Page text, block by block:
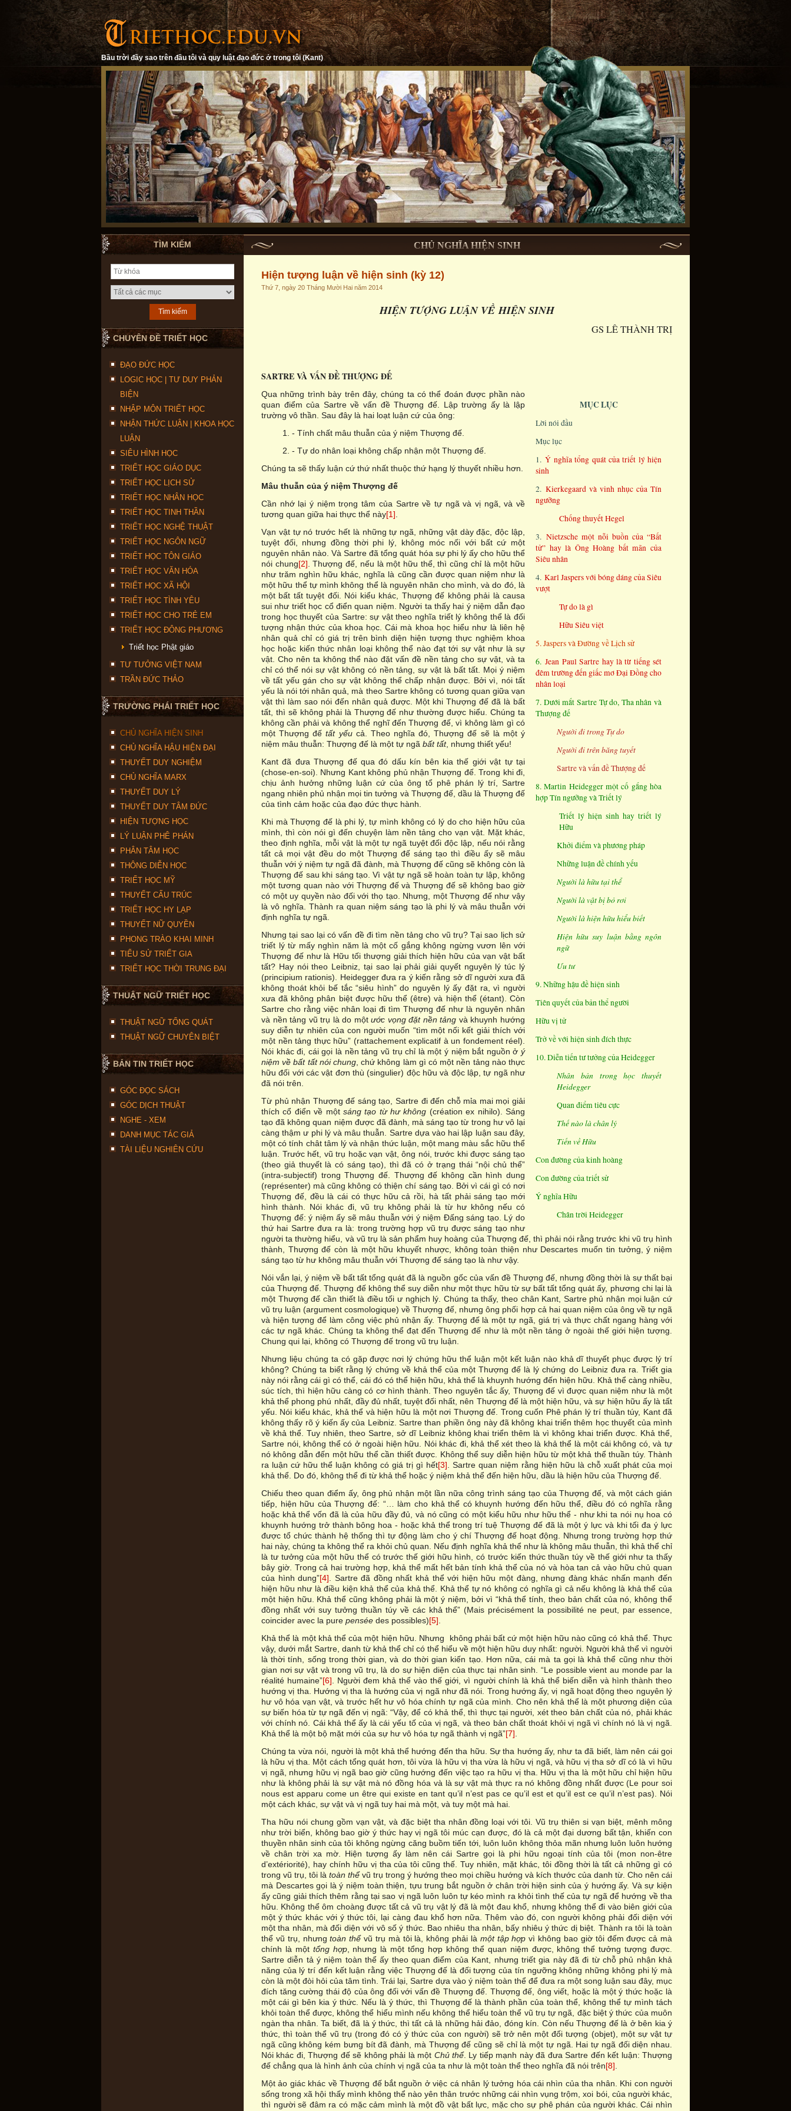
Bầu trời đầy sao trên đầu tôi và quy luật đạo đức ở trong tôi (Kant)
TÌM KIẾM
CHUYÊN ĐỀ TRIẾT HỌC
ĐẠO ĐỨC HỌC
LOGIC HỌC | TƯ DUY PHẢN
BIỆN
NHẬP MÔN TRIẾT HỌC
NHẬN THỨC LUẬN | KHOA HỌC
LUẬN
SIÊU HÌNH HỌC
TRIẾT HỌC GIÁO DỤC
TRIẾT HỌC LỊCH SỬ
TRIẾT HỌC NHÂN HỌC
TRIẾT HỌC TINH THẦN
TRIẾT HỌC NGHỆ THUẬT
TRIẾT HỌC NGÔN NGỮ
TRIẾT HỌC TÔN GIÁO
TRIẾT HỌC VĂN HÓA
TRIẾT HỌC XÃ HỘI
TRIẾT HỌC TÌNH YÊU
TRIẾT HỌC CHO TRẺ EM
TRIẾT HỌC ĐÔNG PHƯƠNG
Triết học Phật giáo
TƯ TƯỞNG VIỆT NAM
TRẦN ĐỨC THẢO
TRƯỜNG PHÁI TRIẾT HỌC
CHỦ NGHĨA HIỆN SINH
CHỦ NGHĨA HẬU HIỆN ĐẠI
THUYẾT DUY NGHIỆM
CHỦ NGHĨA MARX
THUYẾT DUY LÝ
THUYẾT DUY TÂM ĐỨC
HIỆN TƯỢNG HỌC
LÝ LUẬN PHÊ PHÁN
PHÂN TÂM HỌC
THÔNG DIỄN HỌC
TRIẾT HỌC MỸ
THUYẾT CẤU TRÚC
TRIẾT HỌC HY LẠP
THUYẾT NỮ QUYỀN
PHONG TRÀO KHAI MINH
TIỂU SỬ TRIẾT GIA
TRIẾT HỌC THỜI TRUNG ĐẠI
THUẬT NGỮ TRIẾT HỌC
THUẬT NGỮ TỔNG QUÁT
THUẬT NGỮ CHUYÊN BIỆT
BẢN TIN TRIẾT HỌC
GÓC ĐỌC SÁCH
GÓC DỊCH THUẬT
NGHE - XEM
DANH MỤC TÁC GIẢ
TÀI LIỆU NGHIÊN CỨU
CHỦ NGHĨA HIỆN SINH
Hiện tượng luận về hiện sinh (kỳ 12)
Thứ 7, ngày 20 Tháng Mười Hai năm 2014
HIỆN TƯỢNG LUẬN VỀ HIỆN SINH
GS LÊ THÀNH TRỊ
SARTRE VÀ VẤN ĐỀ THƯỢNG ĐẾ
MỤC LỤC
Lời nói đầu
Mục lục
1.Ý nghĩa tổng quát của triết lý hiện
sinh
2. Kierkegaard và vinh nhục của Tín
ngưỡng
Chống thuyết Hegel
3. Nietzsche một nỗi buồn của “Bất
tử” hay là Ông Hoàng bất mãn của
Siêu nhân
4. Karl Jaspers với bóng dáng của Siêu
vượt
Tự do là gì
Hữu Siêu việt
5. Jaspers và Đường về Lịch sử
6.Jean Paul Sartre hay là từ tiếng sét
đêm trường đến giấc mơ Đại Đồng cho
nhân loại
7. Dưới mắt Sartre Tự do, Tha nhân và
Thượng đế
Người đi trong Tự do
Người đi trên băng tuyết
Sartre và vấn đề Thượng đế
8. Martin Heidegger một cố gắng hòa
hợp Tín ngưỡng và Triết lý
Triết lý hiện sinh hay triết lý
Hữu
Khởi điểm và phương pháp
Những luận đề chính yếu
Người là hữu tại thể
Người là vật bị bỏ rơi
Người là hiện hữu hiểu biết
Hiện hữu suy luận bằng ngôn
ngữ
Ưu tư
9. Những hậu đề hiện sinh
Tiên quyết của bản thể người
Hữu vị tử
Trở về với hiện sinh đích thực
10. Diễn tiến tư tưởng của Heidegger
Nhân bản trong học thuyết
Heidegger
Quan điểm tiêu cực
Thế nào là chân lý
Tiến về Hữu
Con đường của kinh hoàng
Con đường của triết sử
Ý nghĩa Hữu
Chân trời Heidegger
Qua những trình bày trên đây, chúng ta có thể đoán được phần nào
quan điểm của Sartre về vấn đề Thượng đế. Lập trường ấy là lập
trường vô thần. Sau đây là hai loạt luận cứ của ông:
1. - Tính chất mâu thuẫn của ý niệm Thượng đế.
2. - Tự do nhân loại không chấp nhận một Thượng đế.
Chúng ta sẽ thấy luận cứ thứ nhất thuộc thứ hạng lý thuyết nhiều hơn.
Mâu thuẫn của ý niệm Thượng đế
Cần nhớ lại ý niệm trọng tâm của Sartre về tự ngã và vị ngã, và về
tương quan giữa hai thực thể này[1]
Vạn vật tự nó trước hết là những tự ngã, những vật dày đặc, độc lập,
tuyệt đối, nhưng đồng thời phi lý, không móc nối với bất cứ một
nguyên nhân nào. Và Sartre đã tổng quát hóa sự phi lý ấy cho hữu thể
nói chung[2] . Thượng đế, nếu là một hữu thể, thì cũng chỉ là một hữu
như trăm nghìn hữu khác, nghĩa là cũng cần được quan niệm như là
một hữu thể tự mình không thể là nguyên nhân cho mình, và do đó, là
một bất tất tuyệt đối. Nói kiểu khác, Thượng đế không phải là causa
sui như triết học cổ điển quan niệm. Người ta thấy hai ý niệm dẫn đạo
trong học thuyết của Sartre: sự vật theo nghĩa triết lý không thể là đối
tượng nhận thức của khoa học. Cái mà khoa học hiểu như là liên hệ
nhân quả chỉ có giá trị trên bình diện hiện tượng thực nghiệm khoa
học hoặc kiến thức nhân loại không thể nào đạt tới sự vật như là sự
vật. Cho nên ta không thể nào đặt vấn đề nền tảng cho sự vật, và ta
chỉ có thể nói sự vật không có nền tảng, sự vật là bất tất. Mọi ý niệm
về tất yếu gán cho sự vật không thể chấp nhận được. Bởi vì, nói tất
yếu là nói tới nhân quả, mà theo Sartre không có tương quan giữa vạn
vật thì làm sao nói đến nhân quả được. Một khi Thượng đế đã là bất
tất, thì sẽ không phải là Thượng đế như thường được hiểu. Chúng ta
không cần phải và không thể nghĩ đến Thượng đế, vì không làm gì có
một Thượng đếtất yếucả. Theo nghĩa đó, Thượng đế sẽ là một ý
niệm mâu thuẫn: Thượng đế là một tự ngã bất tất, nhưng thiết yếu!
Kant đã đưa Thượng đế qua đó dấu kín bên kia thế giới vật tự tại
(chose-en-soi). Nhưng Kant không phủ nhận Thượng đế. Trong khi đi,
chịu ảnh hưởng những luận cứ của ông tổ phê phán lý trí, Sartre
ngang nhiên phủ nhận mọi tin tưởng và Thượng đế, dầu là Thượng đế
của tình cảm hoặc của đạo đức thực hành.
Khi mà Thượng đế là phi lý, tự mình không có lý do cho hiện hữu của
mình, thì còn nói gì đến chuyện làm nền tảng cho vạn vật. Mặt khác,
theo định nghĩa, mỗi vật là một tự ngã tuyệt đối độc lập, nếu nói rằng
tất cả mọi vật đều do một Thượng đế sáng tạo thì điều ấy sẽ mâu
thuẫn với ý niệm tự ngã đã đành, mà Thượng đế cũng sẽ không còn là
Thượng đế sau khi sáng tạo. Vì vật tự ngã sẽ hoàn toàn tự lập, không
một tương quan nào với Thượng đế và Thượng đế sẽ không bao giờ
có một uy quyền nào đối với thọ tạo. Nhưng, một Thượng đế như vậy
là vô nghĩa. Thành ra quan niệm sáng tạo là phi lý và mâu thuẫn với
định nghĩa tự ngã.
Nhưng tại sao lại có vấn đề đi tìm nền tảng cho vũ trụ? Tại sao lịch sử
triết lý từ mấy nghìn năm là một cố gắng không ngừng vươn lên với
Thượng đế như là Hữu tối thượng giải thích hiện hữu của vạn vật bất
tất? Hay nói theo Leibniz, tại sao lại phải giải quyết nguyên lý túc lý
(principium rationis). Heidegger đưa ra ý kiến rằng sở dĩ người xưa đã
không thoát khỏi bế tắc “siêu hình” do nguyên lý ấy đặt ra, vì người
xưa đã không phân biệt được hữu thể (être) và hiện thể (étant). Còn
Sartre cho rằng việc nhân loại đi tìm Thượng đế như là nguyên nhân
và nền tảng vũ trụ là do mộtước vọng đặt nền tảng và khuynh hướng
suy diễn tự nhiên của con người muốn “tìm một nối kết giải thích với
một nền tảng thực hữu” (rattachement explicatif à un fondement réel).
Nói khác đi, cái gọi là nền tảng vũ trụ chỉ là một ý niệm bắt nguồn ở ý
niệm về bất tất nói chung , chứ không làm gì có một nền tảng nào thực
hữu đối với các vật đơn thù (singulier) độc hữu và độc lập, tự ngã như
đã nói trên.
Từ phủ nhận Thượng đế sáng tạo, Sartre đi đến chỗ mỉa mai mọi giải
thích cổ điển về một sáng tạo từ hư không (création ex nihilo). Sáng
tạo đã không quan niệm được đã đành, mà sáng tạo từ trong hư vô lại
càng thậm ư phi lý và mâu thuẫn. Sartre dựa vào hai lập luận sau đây,
một có tính chât tâm lý và nhận thức luận, một mang màu sắc hữu thể
luận. Trước hết, vũ trụ hoặc vạn vật, ông nói, trước khi được sáng tạo
(theo giả thuyết là có sáng tạo), thì đã có ở trạng thái “nội chủ thể”
(intra-subjectif) trong Thượng đế. Thượng đế không cần hình dung
(représenter) mà cũng không có thiện chí sáng tạo. Bởi vì cái gì có nơi
Thượng đế, đều là cái có thực hữu cả rồi, hà tất phải sáng tạo mới
hình thành. Nói khác đi, vũ trụ không phải là từ hư không nếu có
Thượng đế: ý niệm ấy sẽ mâu thuẫn với ý niệm Đấng sáng tạo. Lý do
thứ hai Sartre đưa ra là: trong trường hợp vũ trụ được sáng tạo như
người ta thường hiểu, và vũ trụ là sản phẩm huy hoàng của Thượng đế, thì phải nói rằng trước khi vũ trụ hình
thành, Thượng đế còn là một hữu khuyết nhược, không toàn thiện như Descartes muốn tin tưởng, ý niệm
sáng tạo từ hư không mâu thuẫn với Thượng đế sáng tạo là như vậy.
Nói vắn lại, ý niệm về bất tất tổng quát đã là nguồn gốc của vấn đề Thượng đế, nhưng đồng thời là sự thất bại
của Thượng đế. Thượng đế không thể suy diễn như một thực hữu từ sự bất tất tổng quát ấy, phương chi lại là
một Thượng đế cần thiết là điều tối ư nghịch lý. Chúng ta thấy, theo chân Kant, Sartre phủ nhận mọi luận cứ
vũ trụ luận (argument cosmologique) về Thượng đế, nhưng ông phối hợp cả hai quan niệm của ông về tự ngã
và hiện tượng để làm công việc phủ nhận ấy. Thượng đế là một tự ngã, giá trị và thực chất ngang hàng với
các tự ngã khác. Chúng ta không thể đạt đến Thượng đế như là một nền tảng ở ngoài thế giới hiện tượng.
Chung qui lại, không có Thượng đế trong vũ trụ luận.
Nhưng liệu chúng ta có gặp được nơi lý chứng hữu thể luận một kết luận nào khả dĩ thuyết phục được lý trí
không? Chúng ta biết rằng lý chứng về khả thể của một Thượng đế là lý chứng do Leibniz đưa ra. Triết gia
này nói rằng cái gì có thể, cái đó có thể hiện hữu, khả thể là khuynh hướng đến hiện hữu. Khả thể càng nhiều,
súc tích, thì hiện hữu càng có cơ hình thành. Theo nguyên tắc ấy, Thượng đế vì được quan niệm như là một
khả thể phong phú nhất, đầy đủ nhất, tuyệt đối nhất, nên Thượng đế là một hiện hữu, và sự hiện hữu ấy là tất
yếu. Nói kiểu khác, khả thể và hiện hữu là một nơi Thượng đế. Trong cuốn Phê phán lý trí thuần túy, Kant đã
không thấy rõ ý kiến ấy của Leibniz. Sartre than phiền ông này đã không khai triển thêm học thuyết của mình
về khả thể. Tuy nhiên, theo Sartre, sở dĩ Leibniz không khai triển thêm là vì không khai triển được. Khả thể,
Sartre nói, không thể có ở ngoài hiện hữu. Nói khác đi, khả thể xét theo là khả thể là một cái không có, và tự
nó không dẫn đến một hữu thể cần thiết được. Không thể suy diễn hiện hữu từ một khả thể thuần túy. Thành
ra luận cứ hữu thể luận không có giá trị gì hết[3] . Sartre quan niệm rằng hiện hữu là chỗ xuất phát của mọi
khả thể. Do đó, không thể đi từ khả thể hoặc ý niệm khả thể đến hiện hữu, dầu là hiện hữu của Thượng đế.
Chiếu theo quan điểm ấy, ông phủ nhận một lần nữa công trình sáng tạo của Thượng đế, và một cách gián
tiếp, hiện hữu của Thượng đế: “… làm cho khả thể có khuynh hướng đến hữu thể, điều đó có nghĩa rằng
hoặc khả thể vốn đã là của hữu đầy đủ, và nó cũng có một kiểu hữu như hữu thể - như khi ta nói nụ hoa có
khuynh hướng trở thành bông hoa - hoặc khả thể trong trí tuệ Thượng đế đã là một ý lực và khi tối đa ý lực
được tổ chức thành hệ thống thì tự động làm cho ý chí Thượng đế hoạt động. Nhưng trong trường hợp thứ
hai này, chúng ta không thể ra khỏi chủ quan. Nếu định nghĩa khả thể như là không mâu thuẫn, thì khả thể chỉ
là tư tưởng của một hữu thể có trước thế giới hữu hình, có trước kiến thức thuần túy về thế giới như ta thấy
bây giờ. Trong cả hai trường hợp, khả thể mất hết bản tính khả thể của nó và hòa tan cả vào hữu chủ quan
của hình dung”[4] . Sartre đã đồng nhất khả thể với hiện hữu một đàng, nhưng đàng khác nhấn mạnh đến
hiện hữu như là điều kiện khả thể của khả thể. Khả thể tự nó không có nghĩa gì cả nếu không là khả thể của
một hiện hữu. Khả thể cũng không phải là một ý niệm, bởi vì “khả thể tính, theo bản chất của nó, không thể
đồng nhất với suy tưởng thuần túy về các khả thể” (Mais précisément la possibilité ne peut, par essence,
coincider avec la pure pensée des possibles)[5]
Khả thể là một khả thể của một hiện hữu. Nhưng không phải bất cứ một hiện hữu nào cũng có khả thể. Thực
vậy, dưới mắt Sartre, danh từ khả thể chỉ có thể hiểu về một hiện hữu duy nhất: người. Người khả thể vì người
là thời tính, sống trong thời gian, và do thời gian kiến tạo. Hơn nữa, cái mà ta gọi là khả thể cũng như thời
gian nơi sự vật và trong vũ trụ, là do sự hiện diện của thực tại nhân sinh. “Le possible vient au monde par la
réalité humaine”[6] . Người đem khả thể vào thế giới, vì người chính là khả thể biến diễn và hình thành theo
hướng vị tha. Hướng vị tha là hướng của vị ngã như đã nói. Trong hướng ấy, vị ngã hoạt động theo nguyên lý
hư vô hóa vạn vật, và trước hết hư vô hóa chính tự ngã của mình. Cho nên khả thể là một phương diện của
sự biến hóa từ tự ngã đến vị ngã: “Vậy, để có khả thể, thì thực tại người, xét theo bản chất của nó, phải khác
với chính nó. Cái khả thể ấy là cái yếu tố của vị ngã, và theo bản chất thoát khỏi vị ngã vì chính nó là vị ngã.
Khả thể là một bộ mặt mới của sự hư vô hóa tự ngã thành vị ngã”[7]
Chúng ta vừa nói, người là một khả thể hướng đến tha hữu. Sự tha hướng ấy, như ta đã biết, làm nên cái gọi
là hữu vị tha. Một cách tổng quát hơn, tôi vừa là hữu vị tha vừa là hữu vị ngã, và hữu vị tha sở dĩ có là vì hữu
vị ngã, nhưng hữu vị ngã bao giờ cũng hướng đến việc tạo ra hữu vị tha. Hữu vị tha là một hữu chỉ hiện hữu
như là không phải là sự vật mà nó đồng hóa và là sự vật mà thực ra nó không đồng nhất được (Le pour soi
nous est apparu come un être qui existe en tant qu’il n’est pas ce qu’il est et qu’il est ce qu’il n’est pas). Nói
một cách khác, sự vật và vị ngã tuy hai mà một, và tuy một mà hai.
Tha hữu nói chung gồm vạn vật, và đặc biệt tha nhân đồng loại với tôi. Vũ trụ thiên si vạn biệt, mênh mông
như trời biển, không bao giờ ý thức hay vị ngã tôi múc cạn được, đó là cả một đại dương bất tận, khiến con
thuyền nhân sinh của tôi không ngừng căng buồm tiến tới, luôn luôn không thỏa mãn nhưng luôn luôn hướng
về chân trời xa mờ. Hiện tượng ấy làm nên cái Sartre gọi là phi hữu ngoại tính của tôi (mon non-être
d’extériorité), hay chính hữu vị tha của tôi cũng thế. Tuy nhiên, mặt khác, tôi đồng thời là tất cả những gì có
trong vũ trụ, tôi là toàn thểvũ trụ trong ý hướng theo mọi chiều hướng và kích thước của danh từ. Cho nên cái
mà Descartes gọi là ý niệm toàn thiện, tựu trung bắt nguồn ở chân trời hiện sinh của ý hướng ấy. Và sự kiện
ấy cũng giải thích thêm rằng tại sao vị ngã luôn luôn tự kéo mình ra khỏi tình thế của tự ngã để hướng về tha
hữu. Không thể ôm choàng được tất cả vũ trụ vật lý đã là một đau khổ, nhưng không thể đi vào biên giới của
một ý thức khác với ý thức tôi, lại càng đau khổ hơn nữa. Thêm vào đó, con người không phải đối diện với
một tha nhân, mà đối diện với vô số ý thức. Bao nhiêu tha nhân, bấy nhiêu ý thức dị biệt. Thành ra tôi là toàn
thể vũ trụ, nhưngtoàn thểvũ trụ mà tôi là, không phải là một tập hợp vì không bao giờ tôi đếm được cả mà
chính là một tổng hợp, nhưng là một tổng hợp không thể quan niệm được, không thể tưởng tượng được.
Sartre diễn tả ý niệm toàn thể ấy theo quan điểm của Kant, nhưng triết gia này đã đi từ chỗ phủ nhận khả
năng của lý trí đến kết luận rằng việc Thượng đế là đối tượng của tín ngưỡng không những không phi lý mà
còn là một đòi hỏi của tâm tình. Trái lại, Sartre dựa vào ý niệm toàn thể để đưa ra một song luận sau đây, mục
đích tăng cường thái độ của ông đối với vấn đề Thượng đế. Thượng đế, ông viết, hoặc là một ý thức hoặc là
một cái gì bên kia ý thức. Nếu là ý thức, thì Thượng đế là thành phần của toàn thể, không thể tự mình tách
khỏi toàn thể được, không thể hiểu mình nếu không thể hiểu toàn thể vũ trụ tự ngã, đặc biệt ý thức của muôn
ngàn tha nhân. Ta biết, đã là ý thức, thì tất cả là những hải đảo, đóng kín. Còn nếu Thượng đế là ở bên kia ý
thức, thì toàn thể vũ trụ (trong đó có ý thức của con người) sẽ trở nên một đối tượng (objet), một sự vật tự
ngã cũng không kém bưng bít đã đành, mà Thượng đế cũng sẽ chỉ là một tự ngã. Hai tự ngã đối diện nhau.
Nói khác đi, Thượng đế sẽ không phải là một Chủ thể. Ly tiếp mạnh này đã đưa Sartre đến kết luận: Thượng
đế chẳng qua là hình ảnh của chính vị ngã của ta như là một toàn thể theo nghĩa đã nói trên[8]
Một ảo giác khác về Thượng đế bắt nguồn ở việc cá nhân lý tưởng hóa cái nhìn của tha nhân. Khi con người
sống trong xã hội thấy mình không thể nào yên thân trước những cái nhìn vụng trộm, xoi bói, của người khác,
thì người sẽ đâm ra có mặc cảm mình là một đồ vật bất lực, mặc cho sự phê phán của người khác. Cái nhìn